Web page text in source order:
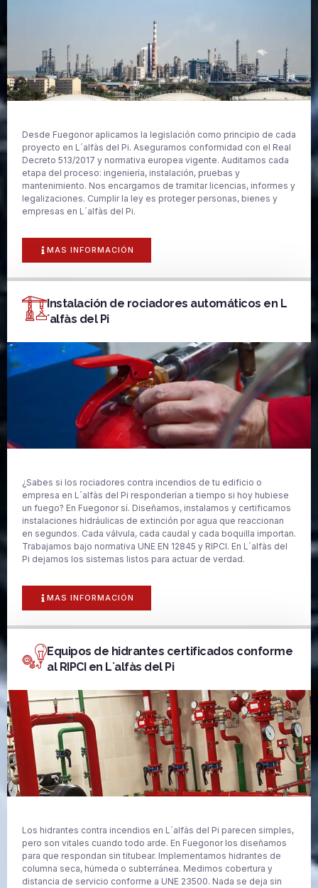
Desde Fuegonor aplicamos la legislación como principio de cada
proyecto en L´alfàs del Pi. Aseguramos conformidad con el Real
Decreto 513/2017 y normativa europea vigente. Auditamos cada
etapa del proceso: ingeniería, instalación, pruebas y
mantenimiento. Nos encargamos de tramitar licencias, informes y
legalizaciones. Cumplir la ley es proteger personas, bienes y
empresas en L´alfàs del Pi.
MAS INFORMACIÓN
Instalación de rociadores automáticos en L
´alfàs del Pi
¿Sabes si los rociadores contra incendios de tu edificio o
empresa en L´alfàs del Pi responderían a tiempo si hoy hubiese
un fuego? En Fuegonor sí. Diseñamos, instalamos y certificamos
instalaciones hidráulicas de extinción por agua que reaccionan
en segundos. Cada válvula, cada caudal y cada boquilla importan.
Trabajamos bajo normativa UNE EN 12845 y RIPCI. En L´alfàs del
Pi dejamos los sistemas listos para actuar de verdad.
MAS INFORMACIÓN
Equipos de hidrantes certificados conforme
al RIPCI en L´alfàs del Pi
Los hidrantes contra incendios en L´alfàs del Pi parecen simples,
pero son vitales cuando todo arde. En Fuegonor los diseñamos
para que respondan sin titubear. Implementamos hidrantes de
columna seca, húmeda o subterránea. Medimos cobertura y
distancia de servicio conforme a UNE 23500. Nada se deja sin